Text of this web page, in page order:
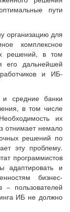
пути
организацию для
комплексное
решений, в том
дальнейшей
и ИБ-
средние банки
в том числе
их
отнимает немало
решений по
эту проблему.
программистов
адаптировать и
бизнес-
− пользователей
ИБ не должно